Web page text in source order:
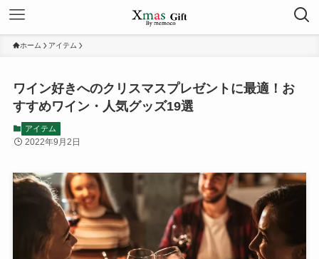
ホーム アイテム
ワイン好きへのクリスマスプレゼントに最適！お
すすめワイン・人気グッズ19選
アイテム
2022年9月2日